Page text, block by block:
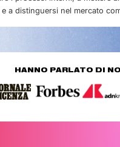
e a distinguersi nel mercato
HANNO PARLATO DI